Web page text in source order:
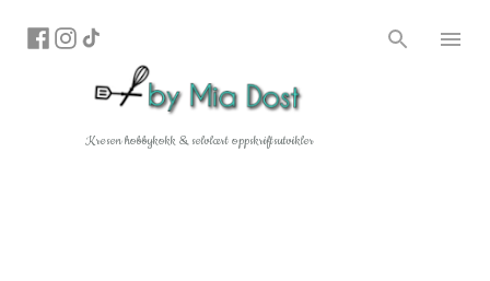
Kresen hobbykokk & selvlært oppskriftsutvikler